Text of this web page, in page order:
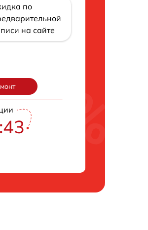
по
на сайте